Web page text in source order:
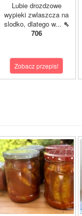
Lubie drozdzowe
wypieki zwlaszcza na
slodko, dlatego w... ⇖
706
Zobacz przepis!